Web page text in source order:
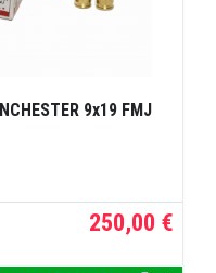
9x19 FMJ
250,00 €